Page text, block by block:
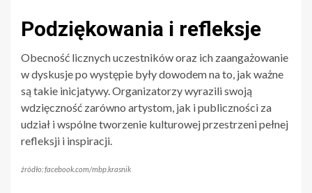
Podziękowania i refleksje
Obecność licznych uczestników oraz ich zaangażowanie
w dyskusje po występie były dowodem na to, jak ważne
są takie inicjatywy. Organizatorzy wyrazili swoją
wdzięczność zarówno artystom, jak i publiczności za
udział i wspólne tworzenie kulturowej przestrzeni pełnej
refleksji i inspiracji.
źródło: facebook.com/mbp.krasnik